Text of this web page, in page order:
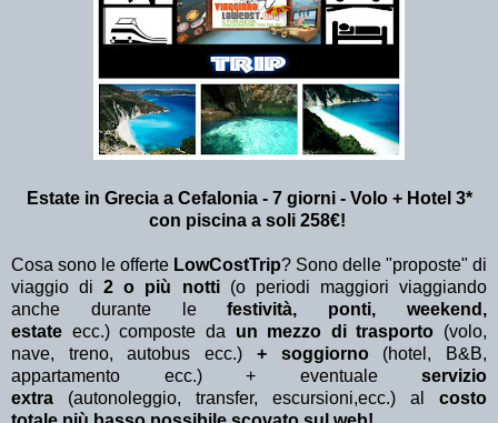
Estate in Grecia a Cefalonia - 7 giorni - Volo + Hotel 3*
con piscina a soli 258€!
Cosa sono le offerte LowCostTrip? Sono delle "proposte" di
viaggio di2 o più notti (o periodi maggiori viaggiando
anche durante lefestività, ponti, weekend,
estate ecc.) composte da un mezzo di trasporto (volo,
nave, treno, autobus ecc.) + soggiorno(hotel, B&B,
appartamento ecc.) + eventuale servizio
extra (autonoleggio, transfer, escursioni,ecc.) al costo